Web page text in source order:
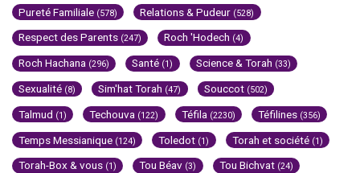
Pureté Familiale (578) Relations & Pudeur (528)
Respect des Parents (247) Roch 'Hodech (4)
Roch Hachana (296) Santé (1) Science & Torah (33)
Sexualité (8) Sim'hat Torah (47) Souccot (502)
Talmud (1) Techouva (122) Téfila (2230) Téfilines (356)
Temps Messianique (124) Toledot (1) Torah et société (1)
Torah-Box & vous (1) Tou Béav (3) Tou Bichvat (24)